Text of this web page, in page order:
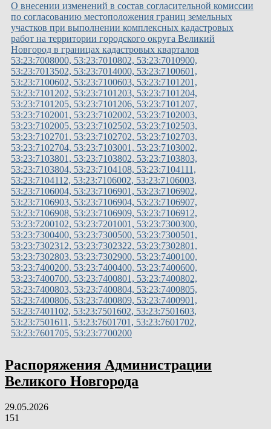
О внесении изменений в состав согласительной комиссии
по согласованию местоположения границ земельных
участков при выполнении комплексных кадастровых
работ на территории городского округа Великий
Новгород в границах кадастровых кварталов
53:23:7008000, 53:23:7010802, 53:23:7010900,
53:23:7013502, 53:23:7014000, 53:23:7100601,
53:23:7100602, 53:23:7100603, 53:23:7101201,
53:23:7101202, 53:23:7101203, 53:23:7101204,
53:23:7101205, 53:23:7101206, 53:23:7101207,
53:23:7102001, 53:23:7102002, 53:23:7102003,
53:23:7102005, 53:23:7102502, 53:23:7102503,
53:23:7102701, 53:23:7102702, 53:23:7102703,
53:23:7102704, 53:23:7103001, 53:23:7103002,
53:23:7103801, 53:23:7103802, 53:23:7103803,
53:23:7103804, 53:23:7104108, 53:23:7104111,
53:23:7104112, 53:23:7106002, 53:23:7106003,
53:23:7106004, 53:23:7106901, 53:23:7106902,
53:23:7106903, 53:23:7106904, 53:23:7106907,
53:23:7106908, 53:23:7106909, 53:23:7106912,
53:23:7200102, 53:23:7201001, 53:23:7300300,
53:23:7300400, 53:23:7300500, 53:23:7300501,
53:23:7302312, 53:23:7302322, 53:23:7302801,
53:23:7302803, 53:23:7302900, 53:23:7400100,
53:23:7400200, 53:23:7400400, 53:23:7400600,
53:23:7400700, 53:23:7400801, 53:23:7400802,
53:23:7400803, 53:23:7400804, 53:23:7400805,
53:23:7400806, 53:23:7400809, 53:23:7400901,
53:23:7401102, 53:23:7501602, 53:23:7501603,
53:23:7501611, 53:23:7601701, 53:23:7601702,
53:23:7601705, 53:23:7700200
Распоряжения Администрации
Великого Новгорода
29.05.2026
151